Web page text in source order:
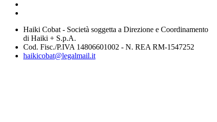
Haiki Cobat - Società soggetta a Direzione e Coordinamento
di Haiki + S.p.A.
Cod. Fisc./P.IVA 14806601002 - N. REA RM-1547252
haikicobat@legalmail.it